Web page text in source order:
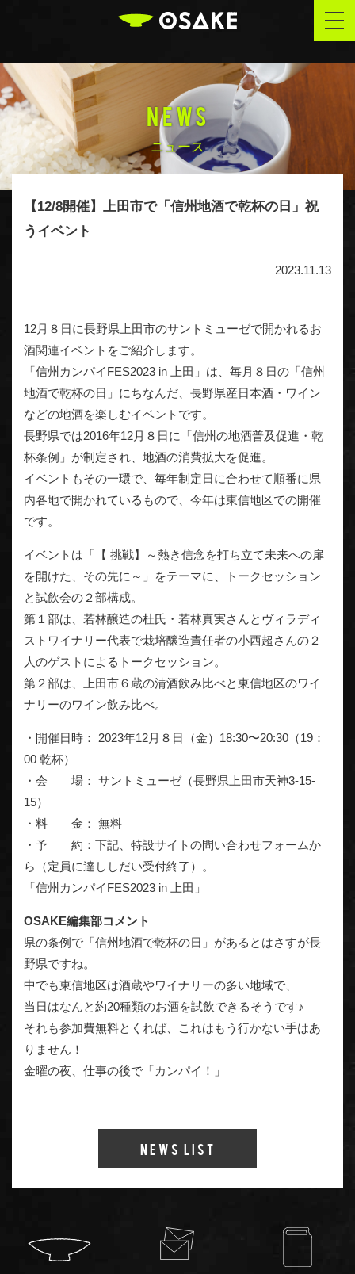
NEWS
ニュース
【12/8開催】上田市で「信州地酒で乾杯の日」祝
うイベント
2023.11.13
12月８日に長野県上田市のサントミューゼで開かれるお
酒関連イベントをご紹介します。
「信州カンパイFES2023 in 上田」は、毎月８日の「信州
地酒で乾杯の日」にちなんだ、長野県産日本酒・ワイン
などの地酒を楽しむイベントです。
長野県では2016年12月８日に「信州の地酒普及促進・乾
杯条例」が制定され、地酒の消費拡大を促進。
イベントもその一環で、毎年制定日に合わせて順番に県
内各地で開かれているもので、今年は東信地区での開催
です。
イベントは「【 挑戦】～熱き信念を打ち立て未来への扉
を開けた、その先に～」をテーマに、トークセッション
と試飲会の２部構成。
第１部は、若林醸造の杜氏・若林真実さんとヴィラディ
ストワイナリー代表で栽培醸造責任者の小西超さんの２
人のゲストによるトークセッション。
第２部は、上田市６蔵の清酒飲み比べと東信地区のワイ
ナリーのワイン飲み比べ。
・開催日時： 2023年12月８日（金）18:30〜20:30（19：
00 乾杯）
・会 場： サントミューゼ（長野県上田市天神3-15-
15）
・料 金： 無料
・予 約：下記、特設サイトの問い合わせフォームか
ら（定員に達ししだい受付終了）。
「信州カンパイFES2023 in 上田」
OSAKE編集部コメント
県の条例で「信州地酒で乾杯の日」があるとはさすが長
野県ですね。
中でも東信地区は酒蔵やワイナリーの多い地域で、
当日はなんと約20種類のお酒を試飲できるそうです♪
それも参加費無料とくれば、これはもう行かない手はあ
りません！
金曜の夜、仕事の後で「カンパイ！」
News List